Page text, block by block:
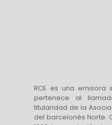
RCE es una
pertenece al
titularidad de la
del barcelonés Norte.